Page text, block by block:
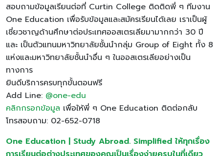
สอบถามข้อมูลเรียนต่อที่ Curtin College ติดติดพี่ ๆ ทีมงาน
One Education เพื่อรับข้อมูลและสมัครเรียนได้เลย เราเป็นผู้
เชี่ยวชาญด้านศึกษาต่อประเทศออสเตรเลียมามากกว่า 30 ปี
และ เป็นตัวแทนมหาวิทยาลัยชั้นนำกลุ่ม Group of Eight ทั้ง 8
แห่งและมหาวิทยาลัยชั้นนำอื่น ๆ ในออสเตรเลียอย่างเป็น
ทางการ
ยินดีบริการครบทุกขั้นตอนฟรี
Add Line: @one-edu
คลิกกรอกข้อมูล เพื่อให้พี่ ๆ One Education ติดต่อกลับ
โทรสอบถาม: 02-652-0718
One Education | Study Abroad. Simplified ให้ทุกเรื่อง